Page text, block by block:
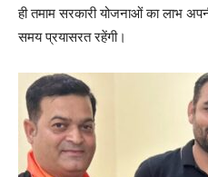
ही तमाम सरकारी योजनाओं का लाभ
समय प्रयासरत रहेंगी।